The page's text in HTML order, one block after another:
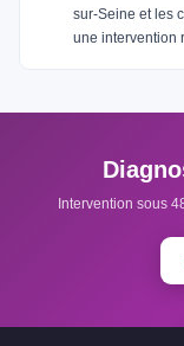
sur-Seine et les
une intervention
Intervention sous